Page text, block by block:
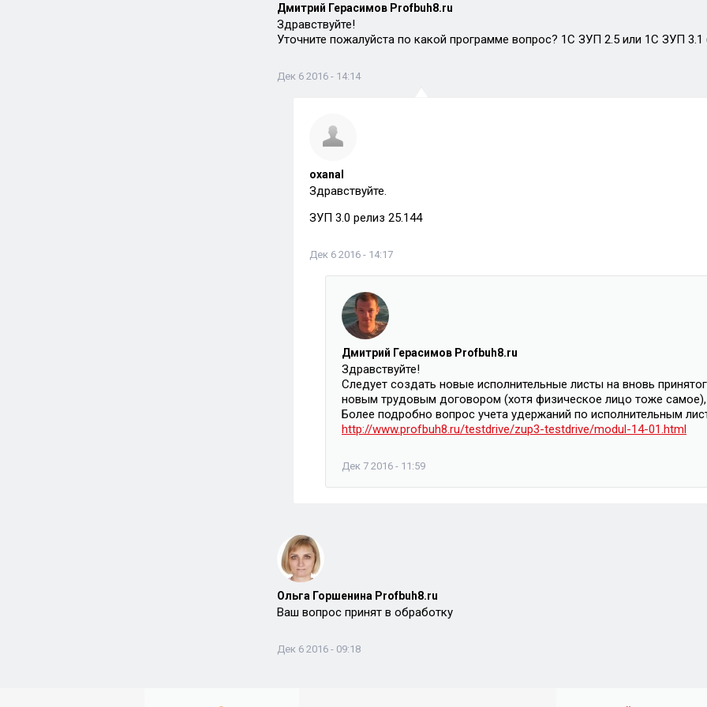
Дмитрий Герасимов Profbuh8.ru
Здравствуйте!
Уточните пожалуйста по какой программе вопрос? 1С ЗУП 2.5 или 1С ЗУП 3.1
Дек 6 2016 - 14:14
oxanal
Здравствуйте.
ЗУП 3.0 релиз 25.144
Дек 6 2016 - 14:17
Дмитрий Герасимов Profbuh8.ru
Здравствуйте!
Следует создать новые исполнительные листы на вновь
новым трудовым договором (хотя физическое лицо тоже
Более подробно вопрос учета удержаний по исполнительным
http://www.profbuh8.ru/testdrive/zup3-testdrive/modul-14-01.html
Дек 7 2016 - 11:59
Ольга Горшенина Profbuh8.ru
Ваш вопрос принят в обработку
Дек 6 2016 - 09:18